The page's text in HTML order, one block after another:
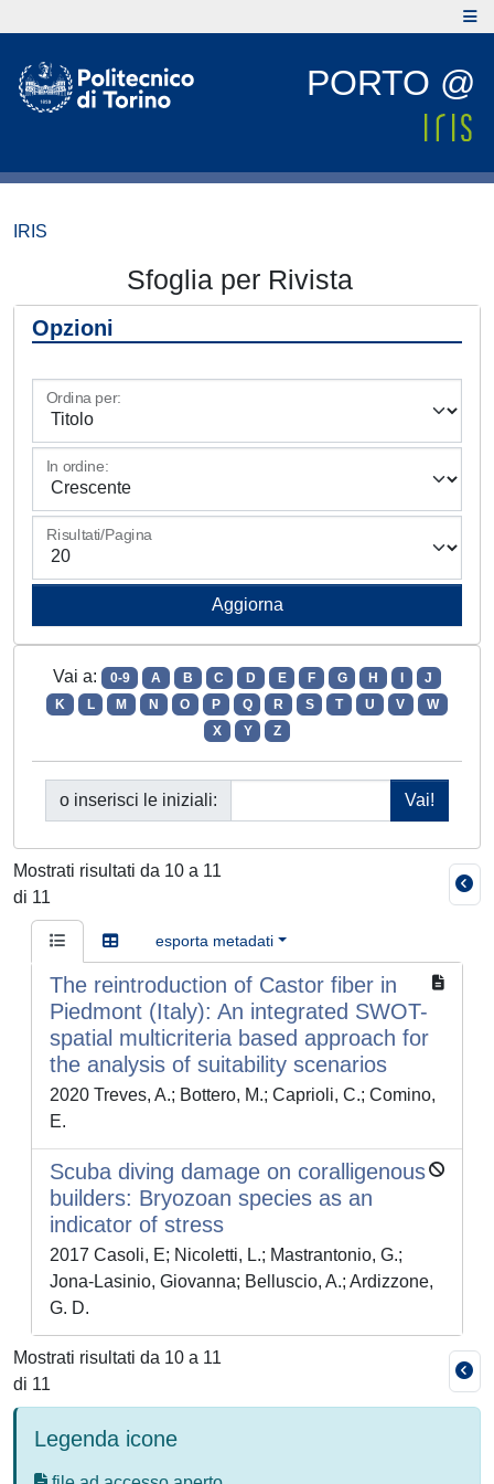
PORTO @
IRIS
Sfoglia per Rivista
Opzioni
Ordina per:
In ordine:
Risultati/Pagina
Vai a: 0-9 A B C D E F G H
J
K
L M N O P Q R S T U V
W
X
Y Z
o inserisci le iniziali:
Mostrati risultati da 10 a 11
di 11
esporta metadati
The reintroduction of Castor fiber in
Piedmont (Italy): An integrated SWOT-
spatial multicriteria based approach for
the analysis of suitability scenarios
2020 Treves, A.; Bottero, M.; Caprioli, C.; Comino,
E.
Scuba diving damage on coralligenous
builders: Bryozoan species as an
indicator of stress
2017 Casoli, E; Nicoletti, L.; Mastrantonio, G.;
Jona-Lasinio, Giovanna; Belluscio, A.; Ardizzone,
G. D.
Mostrati risultati da 10 a 11
di 11
Legenda icone